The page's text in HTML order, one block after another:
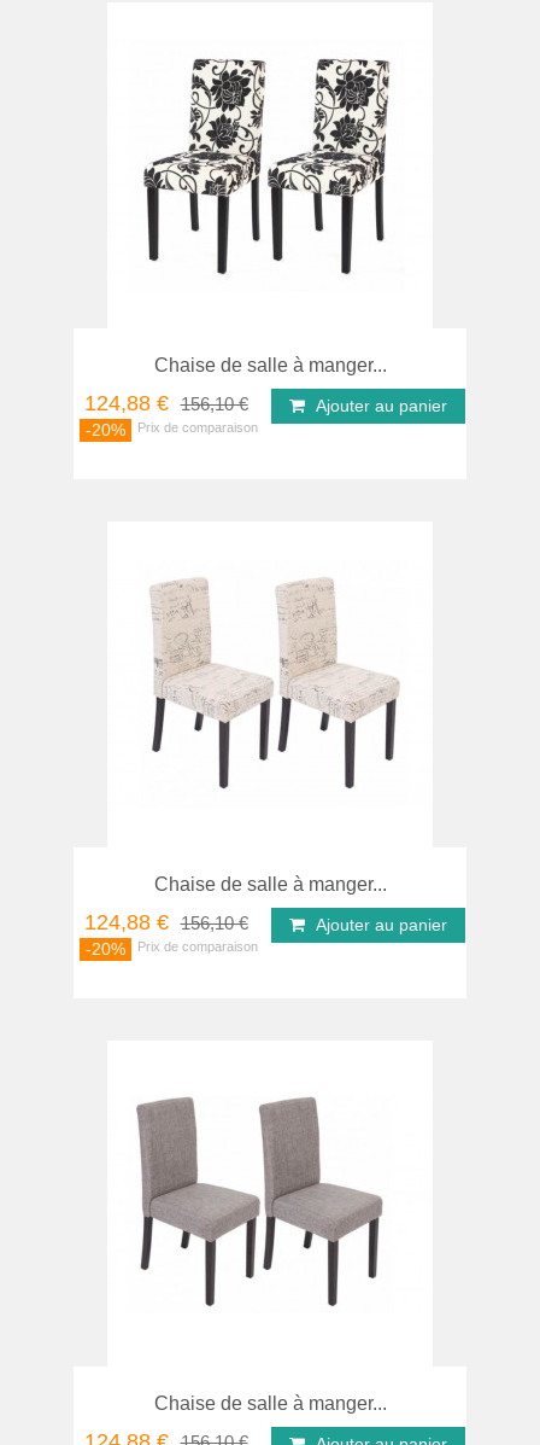
Chaise de salle à manger...
124,88 € 156,10 €
-20%
Ajouter au panier
Chaise de salle à manger...
124,88 € 156,10 €
-20%
Ajouter au panier
Chaise de salle à manger...